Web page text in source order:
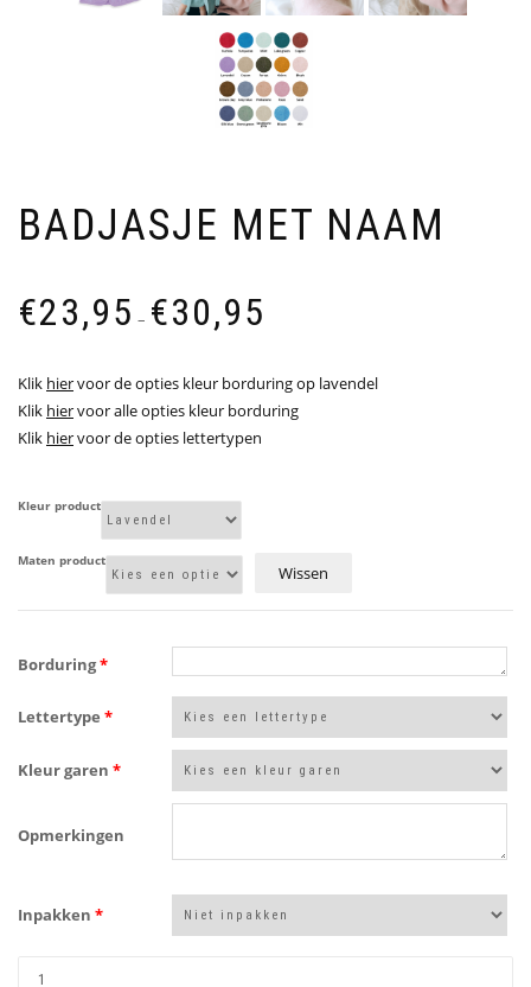
BADJASJE MET NAAM
€23,95 – €30,95
€30,95
Klik hiervoor de opties kleur borduring op lavendel
Klik hiervoor alle opties kleur borduring
Klik hiervoor de opties lettertypen
Kleur product
Maten product
Wissen
Borduring*
Lettertype *
Kleur garen *
Opmerkingen
Inpakken *